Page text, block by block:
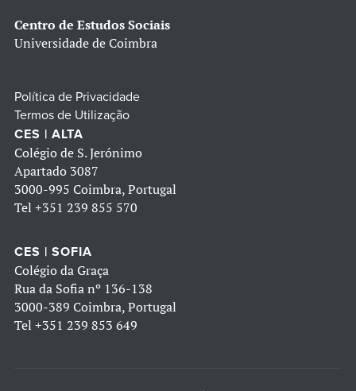
Centro de Estudos Sociais
Universidade de Coimbra
Política de Privacidade
Termos de Utilização
CES | ALTA
Colégio de S. Jerónimo
Apartado 3087
3000-995 Coimbra, Portugal
Tel +351 239 855 570
CES | SOFIA
Colégio da Graça
Rua da Sofia nº 136-138
3000-389 Coimbra, Portugal
Tel +351 239 853 649